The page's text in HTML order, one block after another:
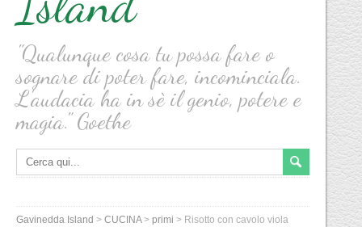
"Qualunque cosa tu possa fare o
sognare di poter fare, incominciala.
L'audacia ha in sè il genio, potere e
magia." Goethe
Gavinedda Island >CUCINA> primi > Risotto con cavolo viola